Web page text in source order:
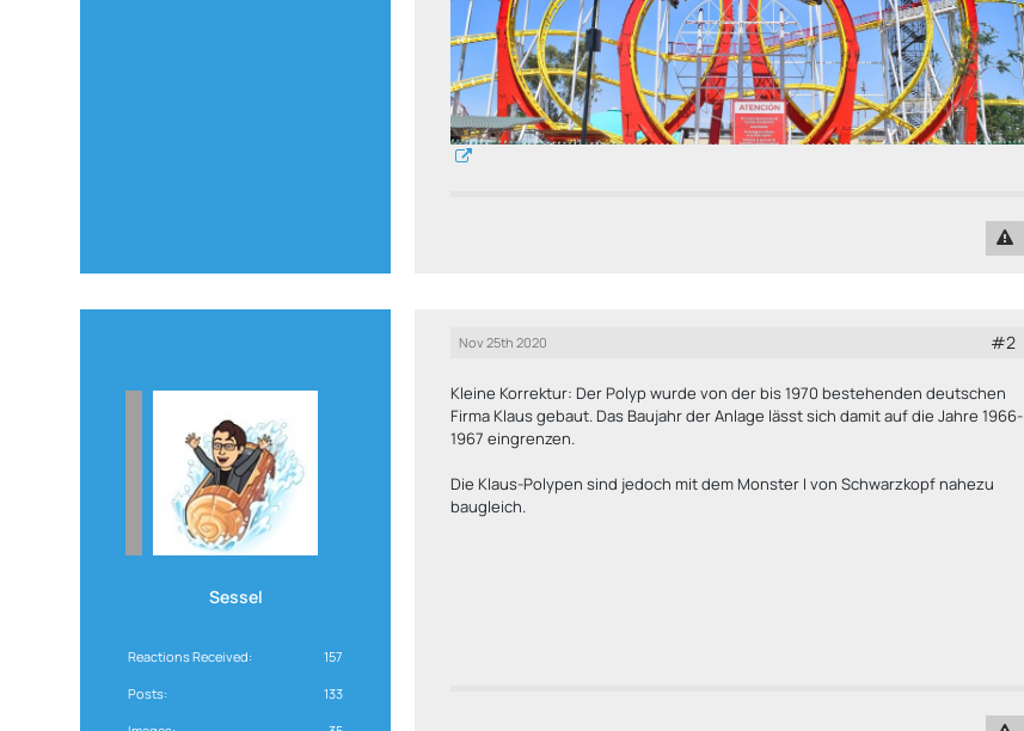
Sessel
Reactions Received 157
Posts 133
Nov 25th 2020 #2
Kleine Korrektur: Der Polyp wurde von der bis 1970 bestehenden deutschen
Firma Klaus gebaut. Das Baujahr der Anlage lässt sich damit auf die Jahre 1966-
1967 eingrenzen.
Die Klaus-Polypen sind jedoch mit dem Monster I von Schwarzkopf nahezu
baugleich.